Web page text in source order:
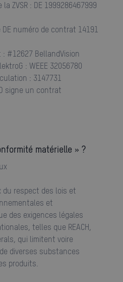
: #12627 BellandVision
: WEEE 32056780
: 3147731
matérielle » ?
et
des exigences légales
telles que REACH,
qui limitent voire
diverses substances
produits.